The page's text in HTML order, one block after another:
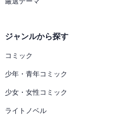
ジャンルから探す
コミック
少年・青年コミック
少女・女性コミック
ライトノベル